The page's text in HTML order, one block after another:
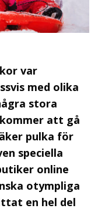
var
med olika
stora
att gå
pulka för
speciella
online
otympliga
en hel del